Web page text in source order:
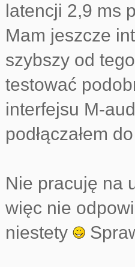
latencji 2,9 ms
Mam jeszcze
szybszy od
testować
interfejsu M-
podłączałem
Nie pracuję na
więc nie
niestety